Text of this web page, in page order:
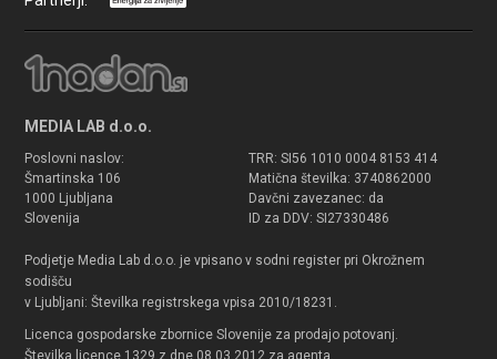
MEDIA LAB d.o.o.
Poslovni naslov:
Šmartinska 106
1000 Ljubljana
Slovenija
TRR: SI56 1010 0004 8153 414
Matična številka: 3740862000
Davčni zavezanec: da
ID za DDV: SI27330486
Podjetje Media Lab d.o.o. je vpisano v sodni register pri Okrožnem
sodišču
v Ljubljani: Številka registrskega vpisa 2010/18231.
Licenca gospodarske zbornice Slovenije za prodajo potovanj.